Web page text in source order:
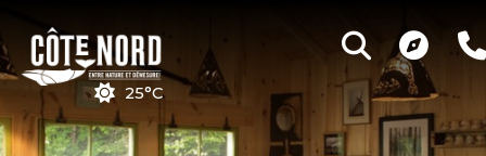
25°C